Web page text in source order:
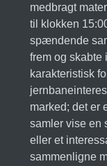
medbragt
til klokken
spændende
frem og skabte
karakteristisk
marked; det er
samler vise en
eller et
sammenligne